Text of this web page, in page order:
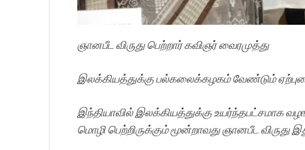
ஞானபீட விருது பெற்றார் கவிஞர் வைரமுத்து
இலக்கியத்துக்கு பல்கலைக்கழகம் வேண்டும்
இந்தியாவில் இலக்கியத்துக்கு உயர்ந்தபட்சமாக
மொழி பெற்றிருக்கும் மூன்றாவது ஞானபீட விருது